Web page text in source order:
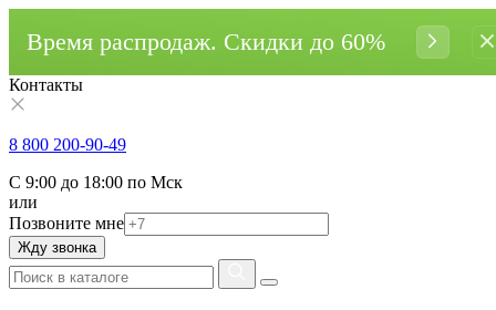
Время распродаж. Cкидки до 60%
Контакты
8 800 200-90-49
С 9:00 до 18:00 по Мск
или
Позвоните мне
Жду звонка